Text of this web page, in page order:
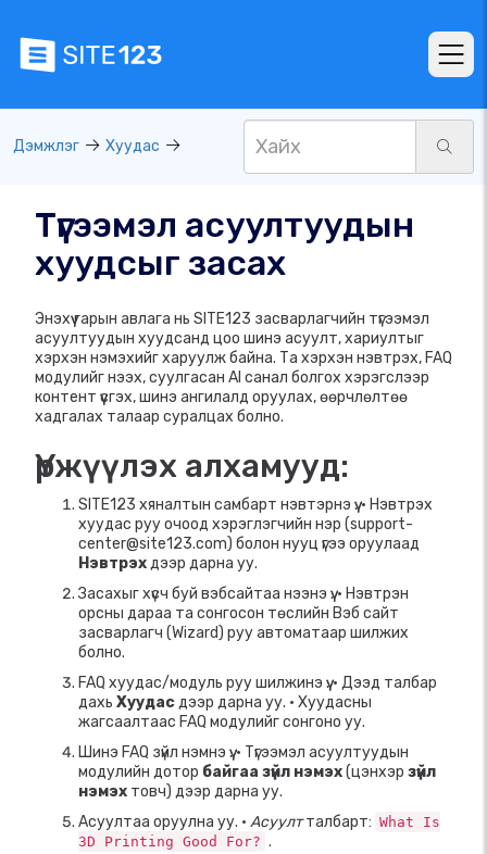
Дэмжлэг Хуудас
Түгээмэл асуултуудын
хуудсыг засах
Энэхүү гарын авлага нь SITE123 засварлагчийн түгээмэл
асуултуудын хуудсанд цоо шинэ асуулт, хариултыг
хэрхэн нэмэхийг харуулж байна. Та хэрхэн нэвтрэх, FAQ
модулийг нээх, суулгасан AI санал болгох хэрэгслээр
контент үүсгэх, шинэ ангилалд оруулах, өөрчлөлтөө
хадгалах талаар суралцах болно.
Үржүүлэх алхамууд:
SITE123 хяналтын самбарт нэвтэрнэ үү. • Нэвтрэх
хуудас руу очоод хэрэглэгчийн нэр (support-
center@site123.com) болон нууц үгээ оруулаад
Нэвтрэхдээр дарна уу.
Засахыг хүсч буй вэбсайтаа нээнэ үү. • Нэвтрэн
орсны дараа та сонгосон төслийн Вэб сайт
засварлагч (Wizard) руу автоматаар шилжих
болно.
FAQ хуудас/модуль руу шилжинэ үү. • Дээд талбар
дахь Хуудасдээр дарна уу. • Хуудасны
жагсаалтаас FAQ модулийг сонгоно уу.
Шинэ FAQ зүйл нэмнэ үү. • Түгээмэл асуултуудын
модулийн дотор байгаа зүйл нэмэх(цэнхэр зүйл
нэмэх товч) дээр дарна уу.
Асуултаа оруулна уу. • Асуултталбарт: What Is
3D Printing Good For? .